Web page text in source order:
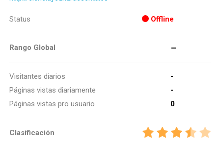
Status Offline
Rango Global -
Visitantes diarios
-
Páginas vistas diariamente
-
Páginas vistas pro usuario
0
Clasificación